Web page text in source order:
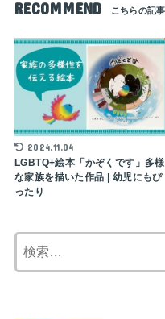
RECOMMEND
2024.11.04
LGBTQ+絵本「かぞくです」多様
な家族を描いた作品 | 幼児にもぴ
ったり